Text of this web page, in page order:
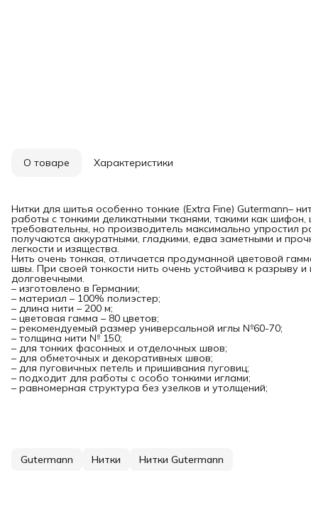
О товаре Характеристики
Нитки для шитья особенно тонкие (Extra Fine) Gutermann–
работы с тонкими деликатными тканями, такими как
требовательны, но производитель максимально упростил
получаются аккуратными, гладкими, едва заметными и
легкости и изящества.
Нить очень тонкая, отличается продуманной цветовой
швы. При своей тонкости нить очень устойчива к разрыву
долговечными.
– изготовлено в Германии;
– материал – 100% полиэстер;
– длина нити – 200 м;
– цветовая гамма – 80 цветов;
– рекомендуемый размер универсальной иглы №60-70;
– толщина нити № 150;
– для тонких фасонных и отделочных швов;
– для обметочных и декоративных швов;
– для пуговичных петель и пришивания пуговиц;
– подходит для работы с особо тонкими иглами;
– равномерная структура без узелков и утолщений;
Gutermann Нитки Нитки Gutermann